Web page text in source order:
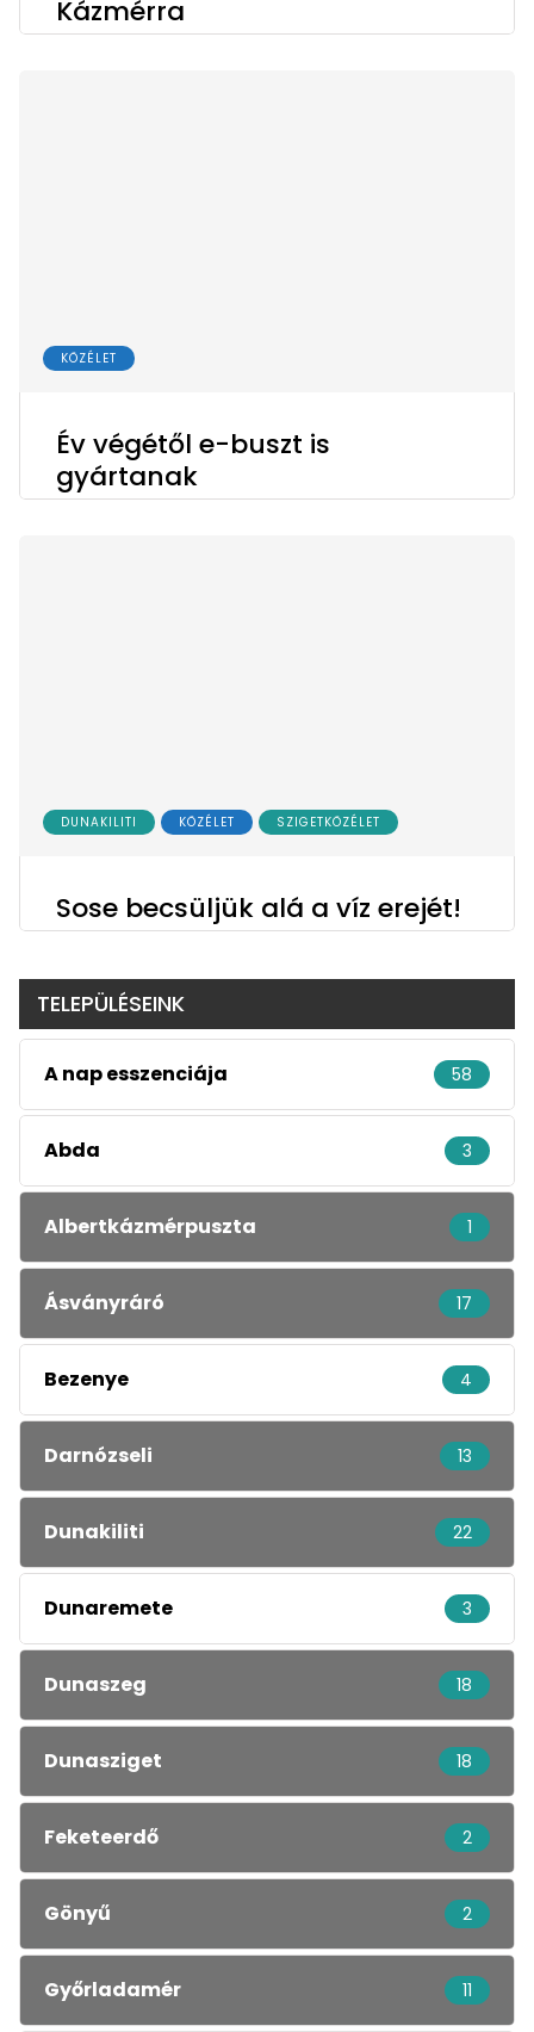
Kázmérra
KÖZÉLET
Év végétől e-buszt is
gyártanak
DUNAKILITI KÖZÉLET SZIGETKÖZÉLET
Sose becsüljük alá a víz erejét!
TELEPÜLÉSEINK
A nap esszenciája 58
Abda 3
Albertkázmérpuszta 1
Ásványráró 17
Bezenye 4
Darnózseli 13
Dunakiliti 22
Dunaremete 3
Dunaszeg 18
Dunasziget 18
Feketeerdő 2
Gönyű 2
Győrladamér 11